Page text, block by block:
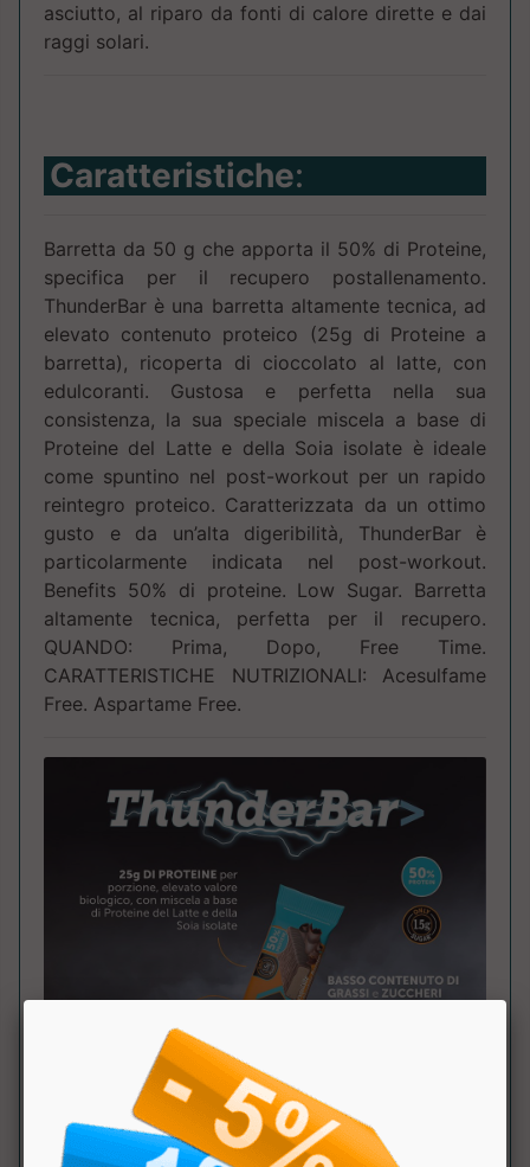
asciutto, al riparo da fonti di calore dirette e dai
raggi solari.
Caratteristiche:
Barretta da 50 g che apporta il 50% di Proteine,
specifica per il recupero postallenamento.
ThunderBar è una barretta altamente tecnica, ad
elevato contenuto proteico (25g di Proteine a
barretta), ricoperta di cioccolato al latte, con
edulcoranti. Gustosa e perfetta nella sua
consistenza, la sua speciale miscela a base di
Proteine del Latte e della Soia isolate è ideale
come spuntino nel post-workout per un rapido
reintegro proteico. Caratterizzata da un ottimo
gusto e da un’alta digeribilità, ThunderBar è
particolarmente indicata nel post-workout.
Benefits 50% di proteine. Low Sugar. Barretta
altamente tecnica, perfetta per il recupero.
QUANDO: Prima, Dopo, Free Time.
CARATTERISTICHE NUTRIZIONALI: Acesulfame
Free. Aspartame Free.